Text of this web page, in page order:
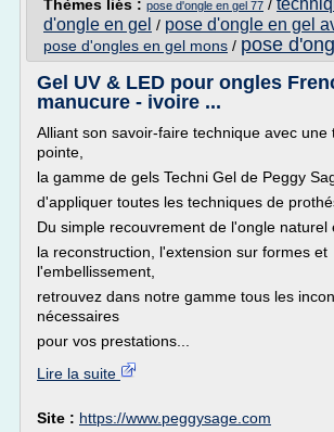
Thèmes liés : pose d'ongle en gel 77 /
d'ongle en gel / pose d'ongle en gel
pose d'ongles en gel mons / pose
Gel UV & LED pour ongles
manucure - ivoire ...
Alliant son savoir-faire technique avec une
pointe,
la gamme de gels Techni Gel de Peggy
d'appliquer toutes les techniques de
Du simple recouvrement de l'ongle naturel
la reconstruction, l'extension sur formes et
l'embellissement,
retrouvez dans notre gamme tous les
nécessaires
pour vos prestations...
Lire la suite
Site : https://www.peggysage.com